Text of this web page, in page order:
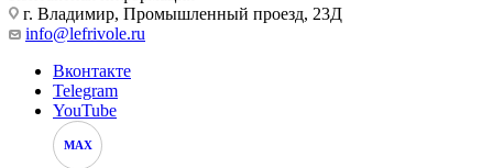
г. Владимир, Промышленный проезд, 23Д
info@lefrivole.ru
Вконтакте
Telegram
YouTube
MAX